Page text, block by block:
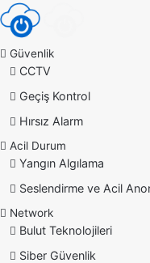
Güvenlik
CCTV
Geçiş Kontrol
Hırsız Alarm
Acil Durum
Yangın Algılama
Seslendirme ve Acil
Network
Bulut Teknolojileri
Siber Güvenlik